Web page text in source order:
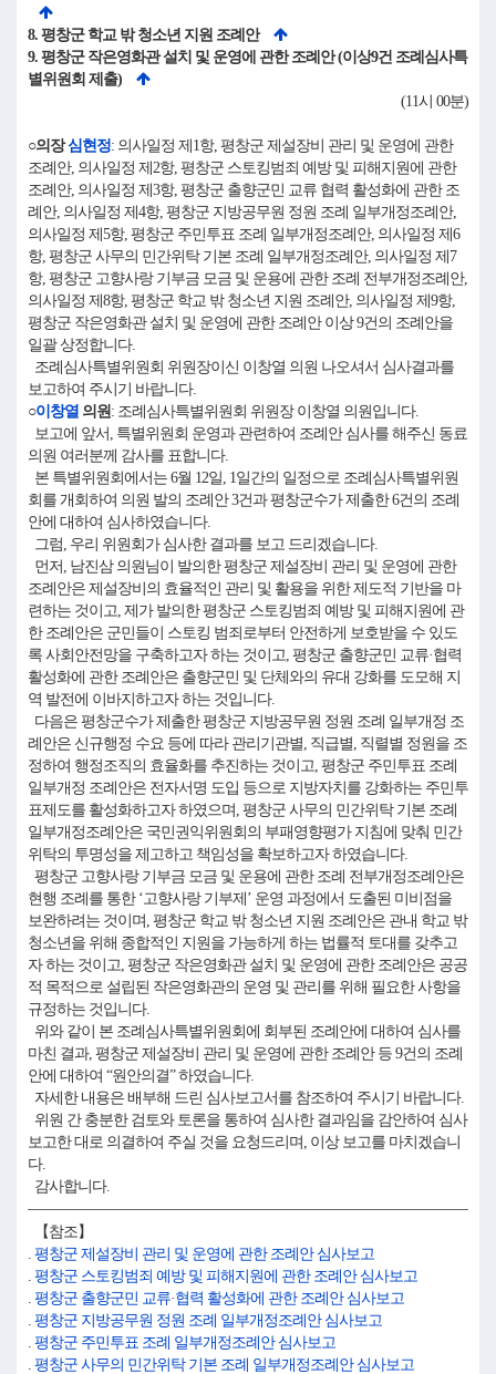
8. 평창군 학교 밖 청소년 지원 조례안
9. 평창군 작은영화관 설치 및 운영에 관한 조례안 (이상9건 조례심사특
별위원회 제출)
(11시 00분)
○의장심현정: 의사일정 제1항, 평창군 제설장비 관리 및 운영에 관한
조례안, 의사일정 제2항, 평창군 스토킹범죄 예방 및 피해지원에 관한
조례안, 의사일정 제3항, 평창군 출향군민 교류 협력 활성화에 관한 조
례안, 의사일정 제4항, 평창군 지방공무원 정원 조례 일부개정조례안,
의사일정 제5항, 평창군 주민투표 조례 일부개정조례안, 의사일정 제6
항, 평창군 사무의 민간위탁 기본 조례 일부개정조례안, 의사일정 제7
항, 평창군 고향사랑 기부금 모금 및 운용에 관한 조례 전부개정조례안,
의사일정 제8항, 평창군 학교 밖 청소년 지원 조례안, 의사일정 제9항,
평창군 작은영화관 설치 및 운영에 관한 조례안 이상 9건의 조례안을
일괄 상정합니다.
조례심사특별위원회 위원장이신 이창열 의원 나오셔서 심사결과를
보고하여 주시기 바랍니다.
○이창열 의원: 조례심사특별위원회 위원장 이창열 의원입니다.
보고에 앞서, 특별위원회 운영과 관련하여 조례안 심사를 해주신 동료
의원 여러분께 감사를 표합니다.
본 특별위원회에서는 6월 12일, 1일간의 일정으로 조례심사특별위원
회를 개회하여 의원 발의 조례안 3건과 평창군수가 제출한 6건의 조례
안에 대하여 심사하였습니다.
그럼, 우리 위원회가 심사한 결과를 보고 드리겠습니다.
먼저, 남진삼 의원님이 발의한 평창군 제설장비 관리 및 운영에 관한
조례안은 제설장비의 효율적인 관리 및 활용을 위한 제도적 기반을 마
련하는 것이고, 제가 발의한 평창군 스토킹범죄 예방 및 피해지원에 관
한 조례안은 군민들이 스토킹 범죄로부터 안전하게 보호받을 수 있도
록 사회안전망을 구축하고자 하는 것이고, 평창군 출향군민 교류·협력
활성화에 관한 조례안은 출향군민 및 단체와의 유대 강화를 도모해 지
역 발전에 이바지하고자 하는 것입니다.
다음은 평창군수가 제출한 평창군 지방공무원 정원 조례 일부개정 조
례안은 신규행정 수요 등에 따라 관리기관별, 직급별, 직렬별 정원을 조
정하여 행정조직의 효율화를 추진하는 것이고, 평창군 주민투표 조례
일부개정 조례안은 전자서명 도입 등으로 지방자치를 강화하는 주민투
표제도를 활성화하고자 하였으며, 평창군 사무의 민간위탁 기본 조례
일부개정조례안은 국민권익위원회의 부패영향평가 지침에 맞춰 민간
위탁의 투명성을 제고하고 책임성을 확보하고자 하였습니다.
평창군 고향사랑 기부금 모금 및 운용에 관한 조례 전부개정조례안은
현행 조례를 통한 ‘고향사랑 기부제’ 운영 과정에서 도출된 미비점을
보완하려는 것이며, 평창군 학교 밖 청소년 지원 조례안은 관내 학교 밖
청소년을 위해 종합적인 지원을 가능하게 하는 법률적 토대를 갖추고
자 하는 것이고, 평창군 작은영화관 설치 및 운영에 관한 조례안은 공공
적 목적으로 설립된 작은영화관의 운영 및 관리를 위해 필요한 사항을
규정하는 것입니다.
위와 같이 본 조례심사특별위원회에 회부된 조례안에 대하여 심사를
마친 결과, 평창군 제설장비 관리 및 운영에 관한 조례안 등 9건의 조례
안에 대하여 “원안의결” 하였습니다.
자세한 내용은 배부해 드린 심사보고서를 참조하여 주시기 바랍니다.
위원 간 충분한 검토와 토론을 통하여 심사한 결과임을 감안하여 심사
보고한 대로 의결하여 주실 것을 요청드리며, 이상 보고를 마치겠습니
다.
감사합니다.
【참조】
. 평창군 제설장비 관리 및 운영에 관한 조례안 심사보고
. 평창군 스토킹범죄 예방 및 피해지원에 관한 조례안 심사보고
. 평창군 출향군민 교류·협력 활성화에 관한 조례안 심사보고
. 평창군 지방공무원 정원 조례 일부개정조례안 심사보고
. 평창군 주민투표 조례 일부개정조례안 심사보고
. 평창군 사무의 민간위탁 기본 조례 일부개정조례안 심사보고